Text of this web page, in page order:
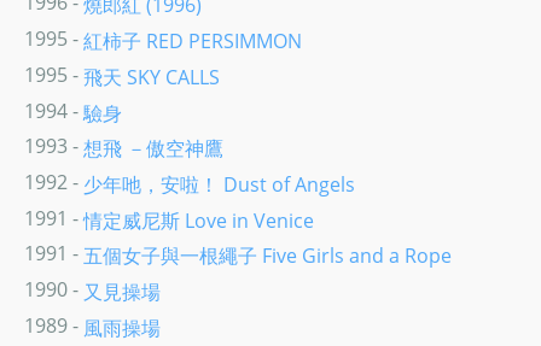
1995 -紅柿子 RED PERSIMMON
1995 -飛天 SKY CALLS
1994 -驗身
1993 -想飛 －傲空神鷹
1992 - 少年吔，安啦！ Dust of Angels
1991 -情定威尼斯 Love in Venice
1991 - 五個女子與一根繩子 Five Girls and a Rope
1990 - 又見操場
1989 - 風雨操場